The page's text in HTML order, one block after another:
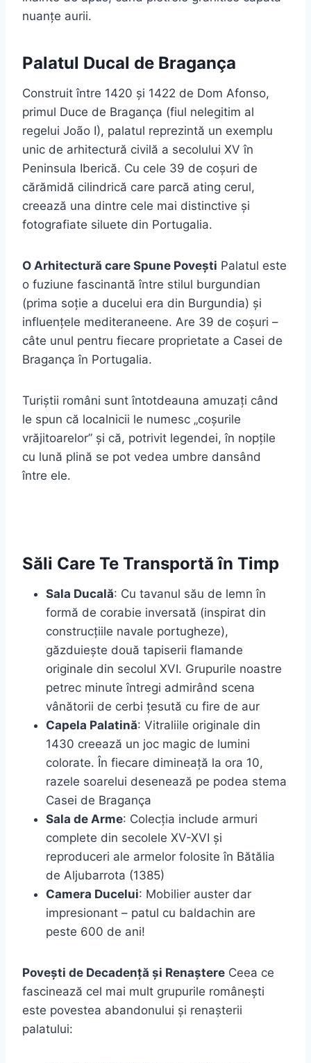
nuanțe aurii.
Palatul Ducal de Bragança
Construit între 1420 și 1422 de Dom Afonso,
primul Duce de Bragança (fiul nelegitim al
regelui João I), palatul reprezintă un exemplu
unic de arhitectură civilă a secolului XV în
Peninsula Iberică. Cu cele 39 de coșuri de
cărămidă cilindrică care parcă ating cerul,
creează una dintre cele mai distinctive și
fotografiate siluete din Portugalia.
O Arhitectură care Spune Povești Palatul este
o fuziune fascinantă între stilul burgundian
(prima soție a ducelui era din Burgundia) și
influențele mediteraneene. Are 39 de coșuri –
câte unul pentru fiecare proprietate a Casei de
Bragança în Portugalia.
Turiștii români sunt întotdeauna amuzați când
le spun că localnicii le numesc „coșurile
vrăjitoarelor” și că, potrivit legendei, în nopțile
cu lună plină se pot vedea umbre dansând
între ele.
Săli Care Te Transportă în Timp
Sala Ducală: Cu tavanul său de lemn în
formă de corabie inversată (inspirat din
construcțiile navale portugheze),
găzduiește două tapiserii flamande
originale din secolul XVI. Grupurile noastre
petrec minute întregi admirând scena
vânătorii de cerbi țesută cu fire de aur
Capela Palatină: Vitraliile originale din
1430 creează un joc magic de lumini
colorate. În fiecare dimineață la ora 10,
razele soarelui desenează pe podea stema
Casei de Bragança
Sala de Arme: Colecția include armuri
complete din secolele XV-XVI și
reproduceri ale armelor folosite în Bătălia
de Aljubarrota (1385)
Camera Ducelui: Mobilier auster dar
impresionant – patul cu baldachin are
peste 600 de ani!
Povești de Decadență și Renaștere Ceea ce
fascinează cel mai mult grupurile românești
este povestea abandonului și renașterii
palatului: